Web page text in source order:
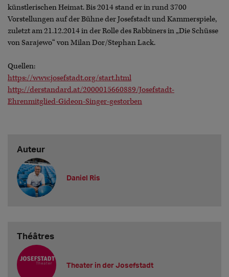
künstlerischen Heimat. Bis 2014 stand er in rund 3700
Vorstellungen auf der Bühne der Josefstadt und Kammerspiele,
zuletzt am 21.12.2014 in der Rolle des Rabbiners in „Die Schüsse
von Sarajewo“ von Milan Dor/Stephan Lack.
Quellen:
https://www.josefstadt.org/start.html
http://derstandard.at/2000015660889/Josefstadt-
Ehrenmitglied-Gideon-Singer-gestorben
Auteur
Daniel Ris
Théâtres
Theater in der Josefstadt